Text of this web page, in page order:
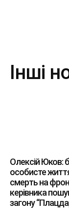
Інші
Олексій Юков:
особисте
смерть на
керівника
загону